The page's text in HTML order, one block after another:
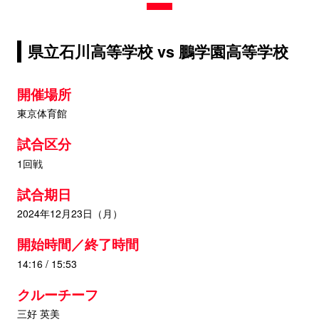
県立石川高等学校 vs 鵬学園高等学校
開催場所
東京体育館
試合区分
1回戦
試合期日
2024年12月23日（月）
開始時間／終了時間
14:16 / 15:53
クルーチーフ
三好 英美